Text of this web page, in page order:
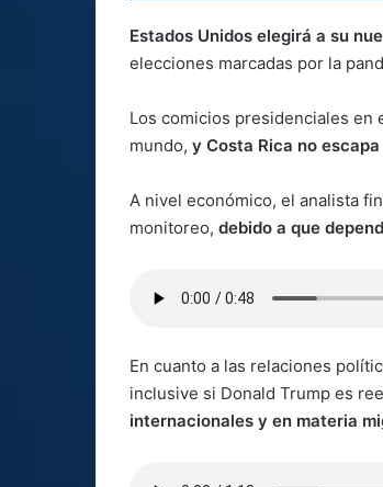
Estados Unidos elegirá a su
elecciones marcadas por la
Los comicios presidenciales en
mundo, y Costa Rica no
A nivel económico, el analista
monitoreo, debido a que
En cuanto a las relaciones
inclusive si Donald Trump es
internacionales y en materia